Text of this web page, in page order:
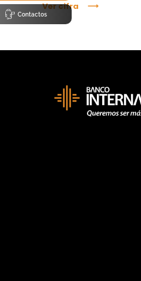
Contactos
Ver cifra